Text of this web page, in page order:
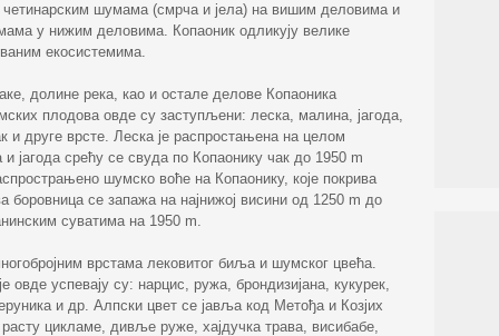
четинарским шумама (смрча и јела) на вишим деловима и
у нижим деловима. Копаоник одликују велике
екосистемима.
долине река, као и остале делове Копаоника
плодова овде су заступљени: леска, малина, јагода,
и друге врсте. Леска је распростањена на целом
јагода срећу се свуда по Копаонику чак до 1950 m
шумско воће на Копаонику, које покрива
боровница се запажа на најнижој висини од 1250 m до
суватима на 1950 m.
врстама лековитог биља и шумског цвећа.
овде успевају су: нарцис, ружа, брондизијана, кукурек,
и др. Алпски цвет се јавља код Метођа и Козјих
цикламе, дивље руже, хајдучка трава, висибабе,